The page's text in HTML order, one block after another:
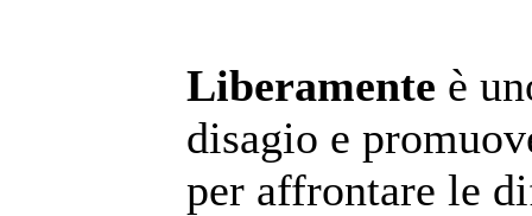
Liberamente è
disagio e
per affrontare le